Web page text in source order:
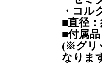
・コル
■直径
■付属
(※グリ
なりま